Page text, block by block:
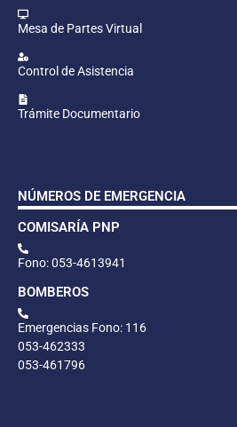
Mesa de Partes Virtual
Control de Asistencia
Trámite Documentario
NÚMEROS DE EMERGENCIA
COMISARÍA PNP
Fono: 053-4613941
BOMBEROS
Emergencias Fono: 116
053-462333
053-461796